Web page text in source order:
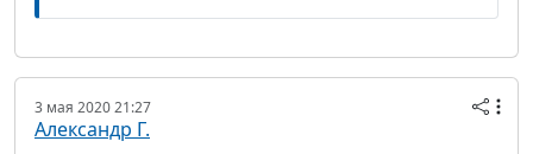
3 мая 2020 21:27
Александр Г.